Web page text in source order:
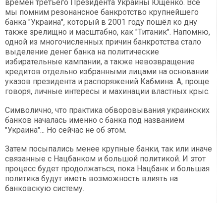
времён третьего Президента Украины Ющенко. Все
мы помним резонансное банкротство крупнейшего
банка "Украина", который в 2001 году пошёл ко дну
также зрелищно и масштабно, как "Титаник". Напомню,
одной из многочисленных причин банкротства стало
выделение денег банка на политические
избирательные кампании, а также невозвращение
кредитов отдельно избранными лицами на основании
указов президента и распоряжений Кабмина. А, проще
говоря, личные интересы и махинации властных крыс.
Символично, что практика обворовывания украинских
банков началась именно с банка под названием
"Украина"... Но сейчас не об этом.
Затем посыпались менее крупные банки, так или иначе
связанные с Нацбанком и большой политикой. И этот
процесс будет продолжаться, пока Нацбанк и большая
политика будут иметь возможность влиять на
банковскую систему.